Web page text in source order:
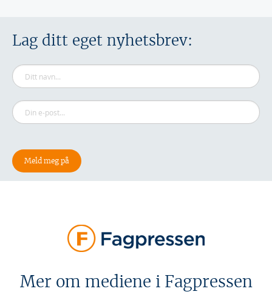
Lag ditt eget nyhetsbrev:
Mer om mediene i Fagpressen